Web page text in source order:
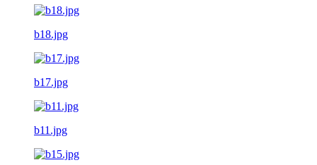
b18.jpg
b17.jpg
b11.jpg